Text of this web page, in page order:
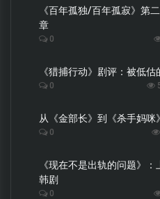
《百年孤独/百年孤寂》第
章
0
《猎捕行动》剧评：被低
0
从《金部长》到《杀手妈
0
《现在不是出轨的问题》
韩剧
0